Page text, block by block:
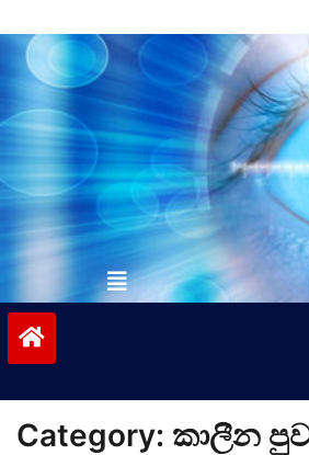
to
contentvinivida.lk
Category: කාලීන